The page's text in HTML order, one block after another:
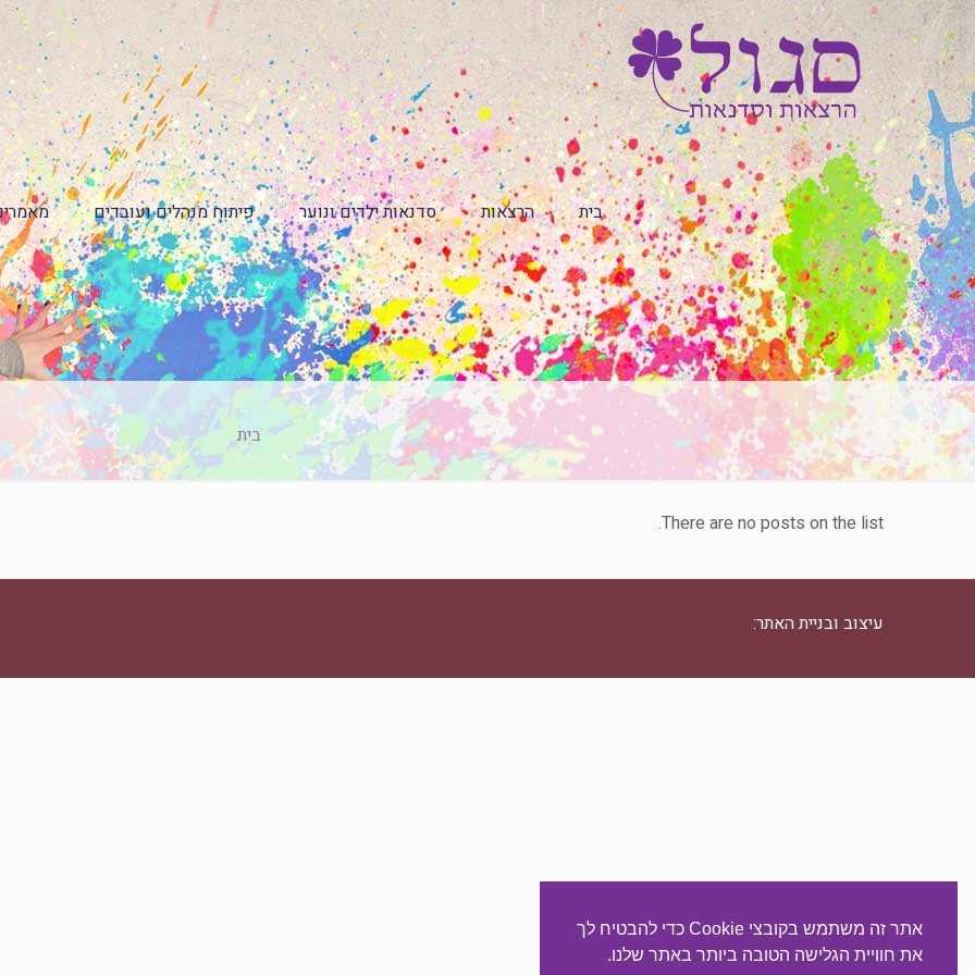
בית הרצאות סדנאות ילדים ונוער פיתוח מנהלים ועובדים
בית
There are no posts on the list.
עיצוב ובניית האתר:
אתר זה משתמש בקובצי Cookie כדי להבטיח לך
את חוויית הגלישה הטובה ביותר באתר שלנו.